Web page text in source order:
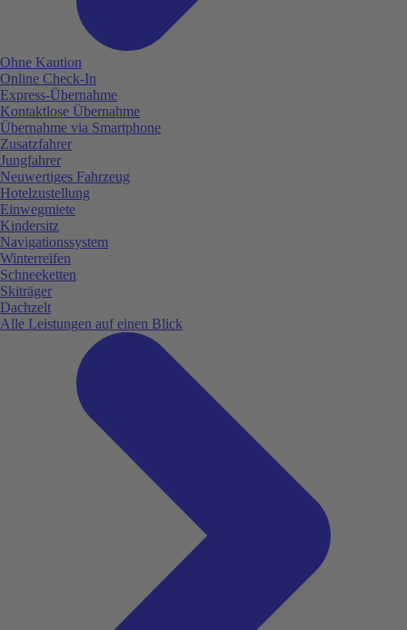
Ohne Kaution
Online Check-In
Express-Übernahme
Kontaktlose Übernahme
Übernahme via Smartphone
Zusatzfahrer
Jungfahrer
Neuwertiges Fahrzeug
Hotelzustellung
Einwegmiete
Kindersitz
Navigationssystem
Winterreifen
Schneeketten
Skiträger
Dachzelt
Alle Leistungen auf einen Blick